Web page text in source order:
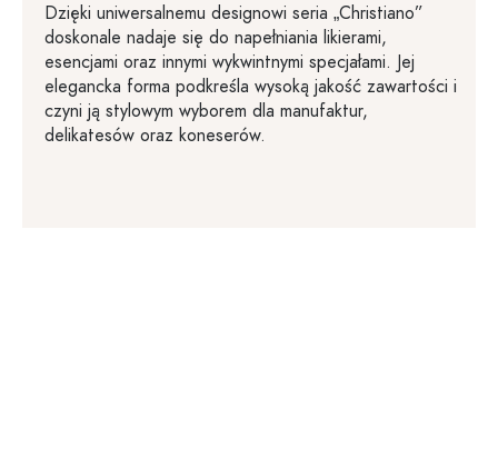
Dzięki uniwersalnemu designowi seria „Christiano”
doskonale nadaje się do napełniania likierami,
esencjami oraz innymi wykwintnymi specjałami. Jej
elegancka forma podkreśla wysoką jakość zawartości i
czyni ją stylowym wyborem dla manufaktur,
delikatesów oraz koneserów.